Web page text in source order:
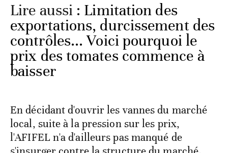
Lire aussi : Limitation des
exportations, durcissement des
contrôles... Voici pourquoi le
prix des tomates commence à
baisser
En décidant d'ouvrir les vannes du marché
local, suite à la pression sur les prix,
l'AFIFEL n'a d'ailleurs pas manqué de